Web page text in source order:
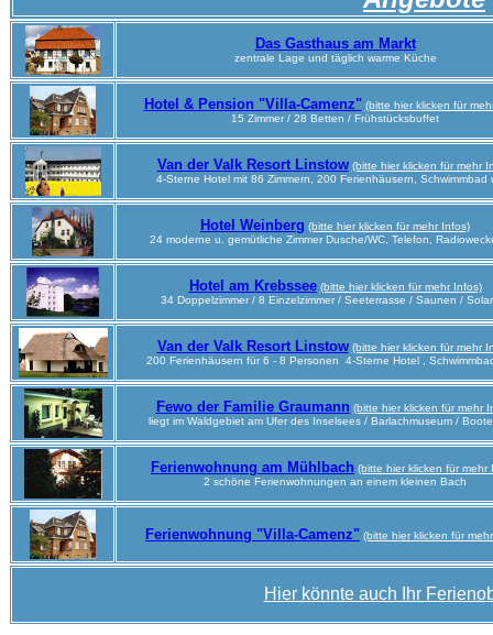
Das Gasthaus am Markt
zentrale Lage und täglich warme Küche
Hotel & Pension "Villa-Camenz" (bitte hier klicken für
15 Zimmer / 28 Betten / Frühstücksbuffet
Van der Valk Resort Linstow (bitte hier klicken für mehr
4-Sterne Hotel mit 86 Zimmern, 200 Ferienhäusern, Schwimmbad
Hotel Weinberg (bitte hier klicken für mehr Infos)
24 moderne u. gemütliche Zimmer Dusche/WC, Telefon,
Hotel am Krebssee (bitte hier klicken für mehr Infos)
34 Doppelzimmer / 8 Einzelzimmer / Seeterrasse / Saunen /
Van der Valk Resort Linstow (bitte hier klicken für mehr
200 Ferienhäusern für 6 - 8 Personen 4-Sterne Hotel ,
Fewo der Familie Graumann (bitte hier klicken für mehr
liegt im Waldgebiet am Ufer des Inselsees / Barlachmuseum /
Ferienwohnung am Mühlbach (bitte hier klicken für mehr
2 schöne Ferienwohnungen an einem kleinen Bach
Ferienwohnung "Villa-Camenz" (bitte hier klicken für
Hier könnte auch Ihr